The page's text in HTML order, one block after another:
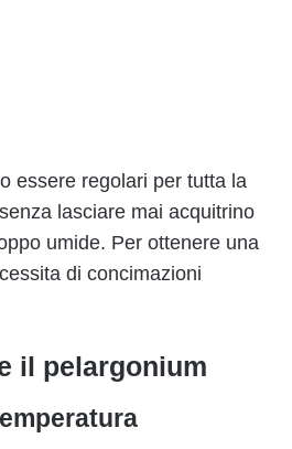
essere regolari per tutta la
lasciare mai acquitrino
umide. Per ottenere una
di concimazioni
il pelargonium